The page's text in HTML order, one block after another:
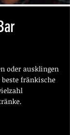
oder ausklingen
fränkische